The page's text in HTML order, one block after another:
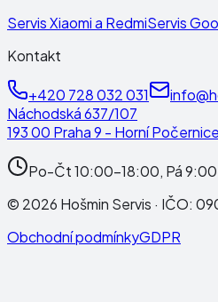
Servis Xiaomi a RedmiServis
Kontakt
+420 728 032 031
Náchodská 637/107
193 00 Praha 9 - Horní Počernice
Po-Čt 10:00-18:00, Pá
© 2026 Hošmin Servis · IČO:
Obchodní podmínkyGDPR